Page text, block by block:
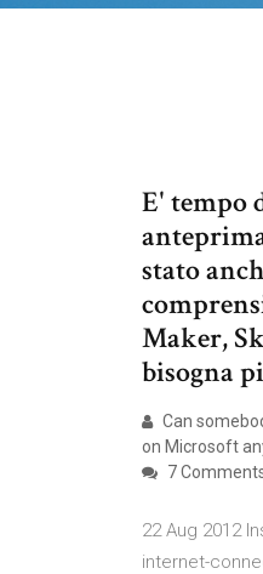
E' tempo
stato
Maker,
bisogna
Can
on Microsoft
7
22 Aug 2012
internet-